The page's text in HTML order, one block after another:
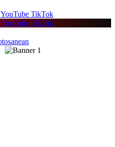
YouTube TikTok
YouTube TikTok